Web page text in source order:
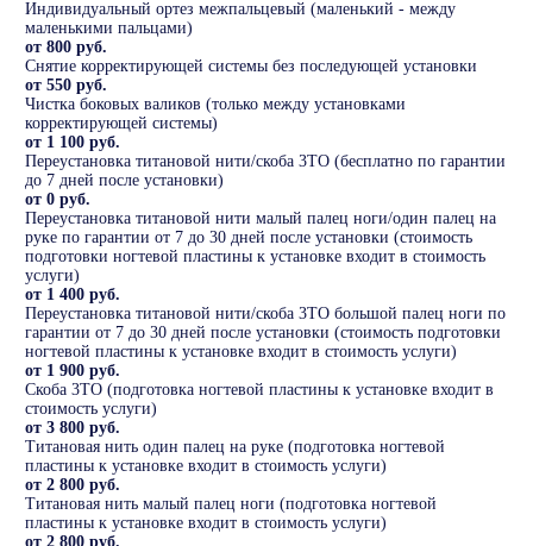
Индивидуальный ортез межпальцевый (маленький - между
маленькими пальцами)
от 800 руб.
Снятие корректирующей системы без последующей установки
от 550 руб.
Чистка боковых валиков (только между установками
корректирующей системы)
от 1 100 руб.
Переустановка титановой нити/скоба 3ТО (бесплатно по гарантии
до 7 дней после установки)
от 0 руб.
Переустановка титановой нити малый палец ноги/один палец на
руке по гарантии от 7 до 30 дней после установки (стоимость
подготовки ногтевой пластины к установке входит в стоимость
услуги)
от 1 400 руб.
Переустановка титановой нити/скоба 3ТО большой палец ноги по
гарантии от 7 до 30 дней после установки (стоимость подготовки
ногтевой пластины к установке входит в стоимость услуги)
от 1 900 руб.
Скоба 3ТО (подготовка ногтевой пластины к установке входит в
стоимость услуги)
от 3 800 руб.
Титановая нить один палец на руке (подготовка ногтевой
пластины к установке входит в стоимость услуги)
от 2 800 руб.
Титановая нить малый палец ноги (подготовка ногтевой
пластины к установке входит в стоимость услуги)
от 2 800 руб.